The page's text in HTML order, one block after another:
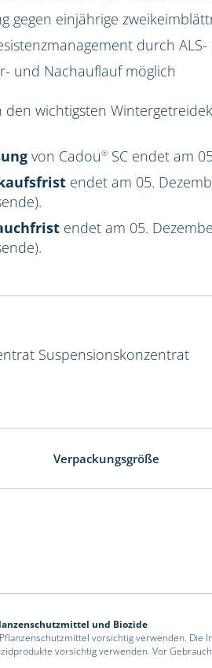
gegen einjährige
durch
und Nachauflauf möglich
den wichtigsten
von Cadou® SC endet am
endet am 05.
endet am 05.
Suspensionskonzentrat
Verpackungsgröße
und Biozide
vorsichtig verwenden.
vorsichtig verwenden. Vor